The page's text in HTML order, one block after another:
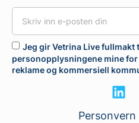
Jeg gir Vetrina Live fullmakt
personopplysningene mine
reklame og kommersiell